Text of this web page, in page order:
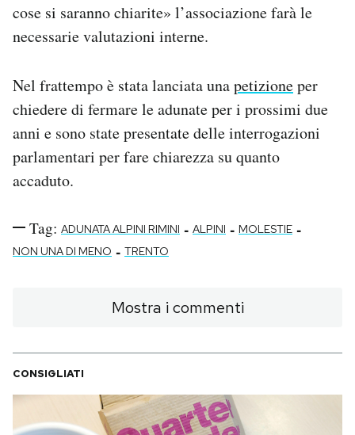
cose si saranno chiarite» l’associazione farà le
necessarie valutazioni interne.
Nel frattempo è stata lanciata unapetizioneper
chiedere di fermare le adunate per i prossimi due
anni e sono state presentate delle interrogazioni
parlamentari per fare chiarezza su quanto
accaduto.
Tag: ADUNATA ALPINI RIMINI - ALPINI - MOLESTIE -
NON UNA DI MENO - TRENTO
Mostra i commenti
CONSIGLIATI